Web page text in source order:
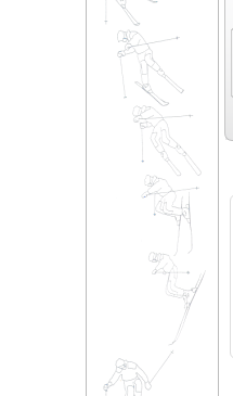
Могул | акробатика
Слалом (3)